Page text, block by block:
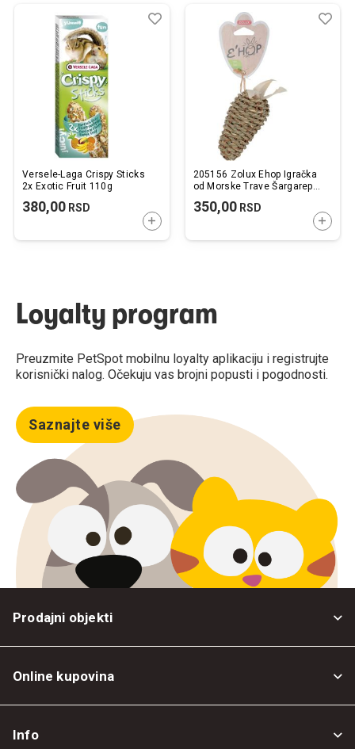
Versele-Laga Crispy Sticks
2x Exotic Fruit 110g
380,00 RSD
DODAJTE U KORPU
Dodaj
Uporedi
205156 Zolux Ehop Igračka
od Morske Trave Šargarepa
350,00RSD
Loyalty program
Preuzmite PetSpot mobilnu loyalty aplikaciju i registrujte
korisnički nalog. Očekuju vas brojni popusti i pogodnosti.
Saznajte više
Prodajni objekti
Online kupovina
Info